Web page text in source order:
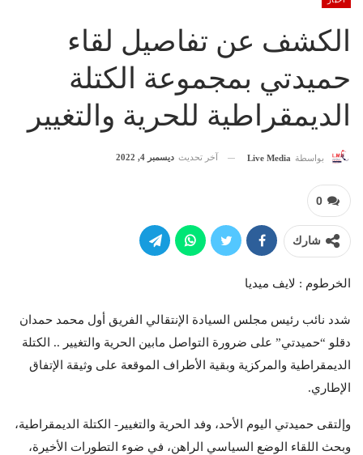
الكشف عن تفاصيل لقاء
حميدتي بمجموعة الكتلة
الديمقراطية للحرية والتغيير
بواسطة Live Media آخر تحديث ديسمبر 4, 2022
0
شارك
الخرطوم : لايف ميديا
شدد نائب رئيس مجلس السيادة الإنتقالي الفريق أول محمد حمدان
دقلو “حميدتي” على ضرورة التواصل مابين الحرية والتغيير .. الكتلة
الديمقراطية والمركزية وبقية الأطراف الموقعة على وثيقة الإتفاق
الإطاري.
وإلتقى حميدتي اليوم الأحد، وفد الحرية والتغيير- الكتلة الديمقراطية،
وبحث اللقاء الوضع السياسي الراهن، في ضوء التطورات الأخيرة،